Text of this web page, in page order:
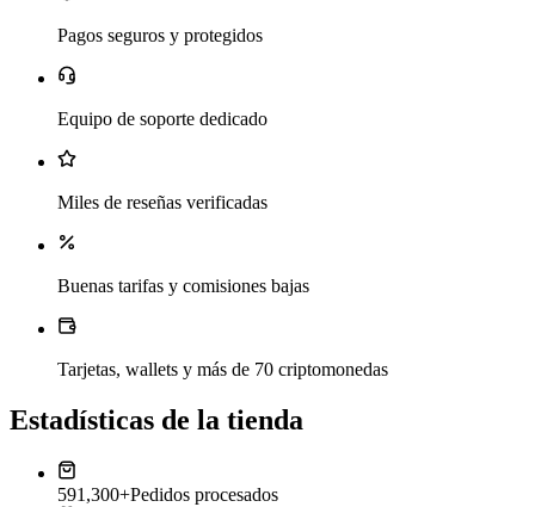
Pagos seguros y protegidos
Equipo de soporte dedicado
Miles de reseñas verificadas
Buenas tarifas y comisiones bajas
Tarjetas, wallets y más de 70 criptomonedas
Estadísticas de la tienda
591,300+Pedidos procesados